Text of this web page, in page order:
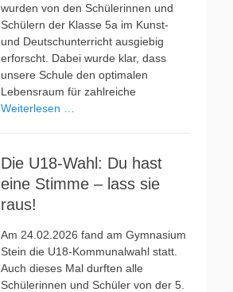
wurden von den Schülerinnen und
Schülern der Klasse 5a im Kunst-
und Deutschunterricht ausgiebig
erforscht. Dabei wurde klar, dass
unsere Schule den optimalen
Lebensraum für zahlreiche
Weiterlesen …
Die U18-Wahl: Du hast
eine Stimme – lass sie
raus!
Am 24.02.2026 fand am Gymnasium
Stein die U18-Kommunalwahl statt.
Auch dieses Mal durften alle
Schülerinnen und Schüler von der 5.